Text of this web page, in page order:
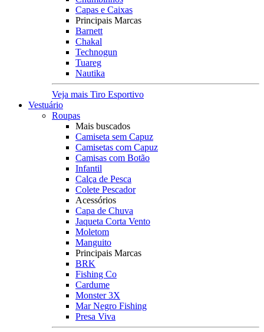
Capas e Caixas
Principais Marcas
Barnett
Chakal
Technogun
Tuareg
Nautika
Veja mais Tiro Esportivo
Vestuário
Roupas
Mais buscados
Camiseta sem Capuz
Camisetas com Capuz
Camisas com Botão
Infantil
Calça de Pesca
Colete Pescador
Acessórios
Capa de Chuva
Jaqueta Corta Vento
Moletom
Manguito
Principais Marcas
BRK
Fishing Co
Cardume
Monster 3X
Mar Negro Fishing
Presa Viva